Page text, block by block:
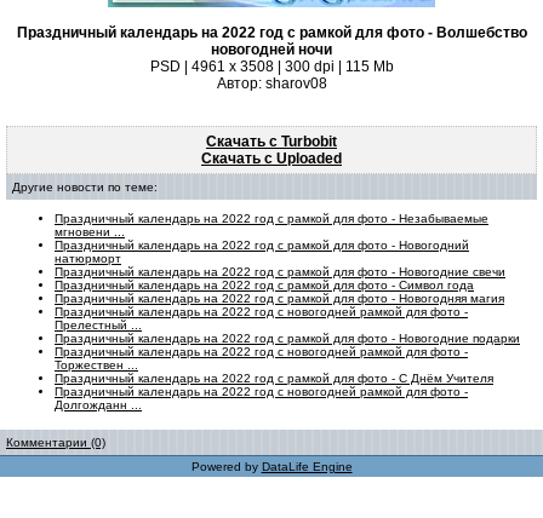
Праздничный календарь на 2022 год с рамкой для фото - Волшебство
новогодней ночи
PSD | 4961 х 3508 | 300 dpi | 115 Mb
Автор: sharov08
Скачать с Turbobit
Скачать с Uploaded
Другие новости по теме:
Праздничный календарь на 2022 год с рамкой для фото - Незабываемые
мгновени ...
Праздничный календарь на 2022 год с рамкой для фото - Новогодний
натюрморт
Праздничный календарь на 2022 год с рамкой для фото - Новогодние свечи
Праздничный календарь на 2022 год с рамкой для фото - Символ года
Праздничный календарь на 2022 год с рамкой для фото - Новогодняя магия
Праздничный календарь на 2022 год с новогодней рамкой для фото -
Прелестный ...
Праздничный календарь на 2022 год с рамкой для фото - Новогодние подарки
Праздничный календарь на 2022 год с новогодней рамкой для фото -
Торжествен ...
Праздничный календарь на 2022 год с рамкой для фото - С Днём Учителя
Праздничный календарь на 2022 год с новогодней рамкой для фото -
Долгожданн ...
Комментарии (0)
Powered by DataLife Engine